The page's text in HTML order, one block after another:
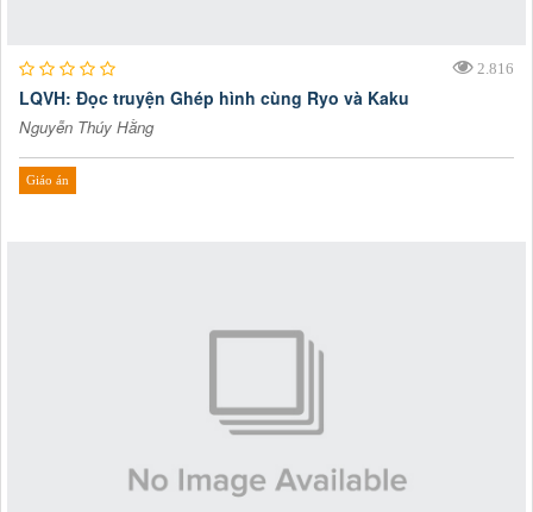
2.816
LQVH: Đọc truyện Ghép hình cùng Ryo và Kaku
Nguyễn Thúy Hằng
Giáo án